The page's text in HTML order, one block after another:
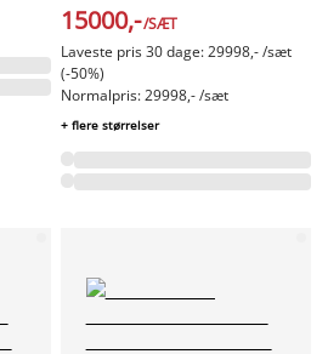
15000,-/SÆT
Laveste pris 30 dage: 29998,- /sæt
(-50%)
Normalpris: 29998,- /sæt
+ flere størrelser